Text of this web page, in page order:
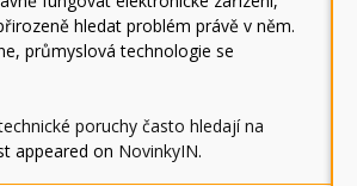
hledat problém právě v něm.
průmyslová technologie se
poruchy často hledají na
appeared on NovinkyIN.